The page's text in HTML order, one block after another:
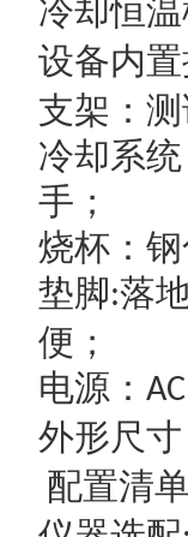
冷却恒
设备内
支架：
冷却系
手；
烧杯：
垫脚:落
便；
电源：
外形尺
配置清